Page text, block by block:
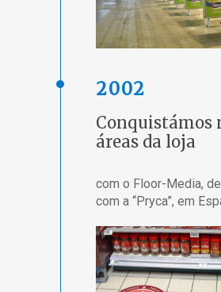
2002
Conquistámos
áreas da loja
com o Floor-Media,
com a “Pryca”, em